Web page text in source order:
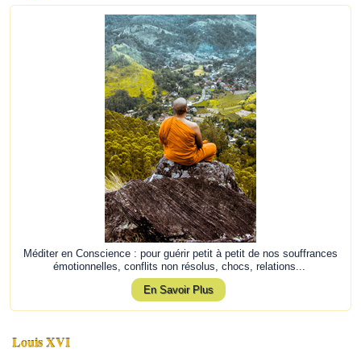
Méditer en Conscience : pour guérir petit à petit de nos souffrances
émotionnelles, conflits non résolus, chocs, relations...
En Savoir Plus
Louis XVI